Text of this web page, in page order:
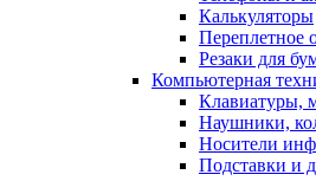
Калькуляторы
Переплетное
Резаки для
Компьютерная
Клавиатуры,
Наушники,
Носители
Подставки и